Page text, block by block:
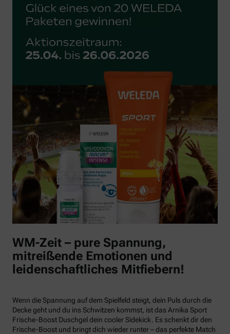
WM-Zeit – pure Spannung,
mitreißende Emotionen und
leidenschaftliches Mitfiebern!
Wenn die Spannung auf dem Spielfeld steigt, dein Puls durch die
Decke geht und du ins Schwitzen kommst, ist das Arnika Sport
Frische-Boost Duschgel dein cooler Sidekick. Es schenkt dir den
Frische-Boost und bringt dich wieder runter – das perfekte Match